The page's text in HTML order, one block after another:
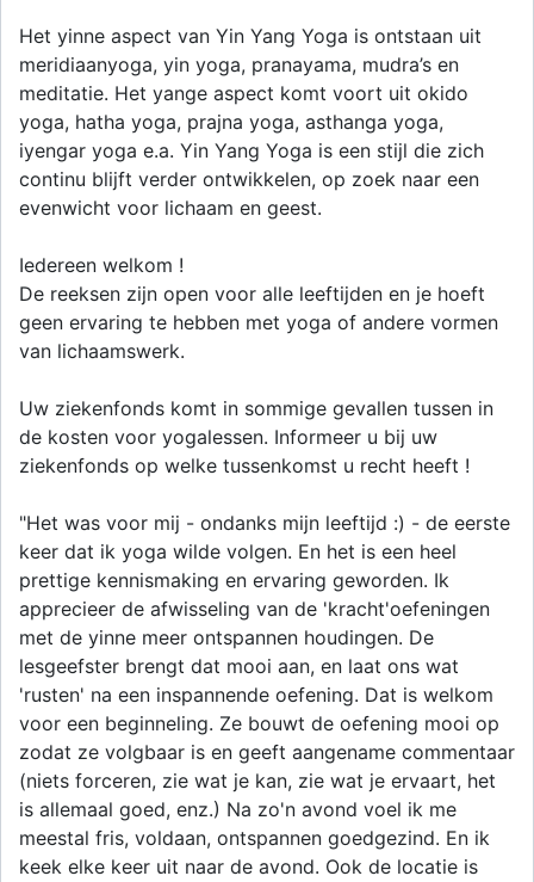
Het yinne aspect van Yin Yang Yoga is ontstaan uit
meridiaanyoga, yin yoga, pranayama, mudra’s en
meditatie. Het yange aspect komt voort uit okido
yoga, hatha yoga, prajna yoga, asthanga yoga,
iyengar yoga e.a. Yin Yang Yoga is een stijl die zich
continu blijft verder ontwikkelen, op zoek naar een
evenwicht voor lichaam en geest.
Iedereen welkom !
De reeksen zijn open voor alle leeftijden en je hoeft
geen ervaring te hebben met yoga of andere vormen
van lichaamswerk.
Uw ziekenfonds komt in sommige gevallen tussen in
de kosten voor yogalessen. Informeer u bij uw
ziekenfonds op welke tussenkomst u recht heeft !
"Het was voor mij - ondanks mijn leeftijd :) - de eerste
keer dat ik yoga wilde volgen. En het is een heel
prettige kennismaking en ervaring geworden. Ik
apprecieer de afwisseling van de 'kracht'oefeningen
met de yinne meer ontspannen houdingen. De
lesgeefster brengt dat mooi aan, en laat ons wat
'rusten' na een inspannende oefening. Dat is welkom
voor een beginneling. Ze bouwt de oefening mooi op
zodat ze volgbaar is en geeft aangename commentaar
(niets forceren, zie wat je kan, zie wat je ervaart, het
is allemaal goed, enz.) Na zo'n avond voel ik me
meestal fris, voldaan, ontspannen goedgezind. En ik
keek elke keer uit naar de avond. Ook de locatie is